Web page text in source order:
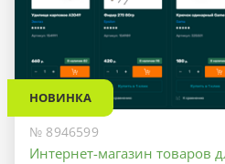
НОВИНКА
№ 8946599
Интернет-магазин товаров